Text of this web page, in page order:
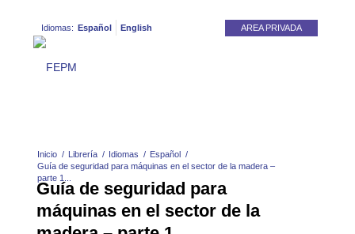
AREA PRIVADA
Idiomas: Español English
Inicio / Librería / Idiomas / Español /
Guía de seguridad para máquinas en el sector de la madera –
parte 1...
Guía de seguridad para
máquinas en el sector de la